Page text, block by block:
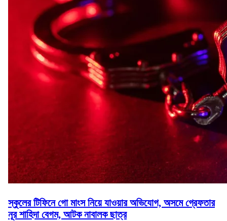
স্কুলের টিফিনে গো মাংস নিয়ে যাওয়ার অভিযোগ, অসমে গ্রেফতার
নূর শাহিদা বেগম, আটক নাবালক ছাত্র